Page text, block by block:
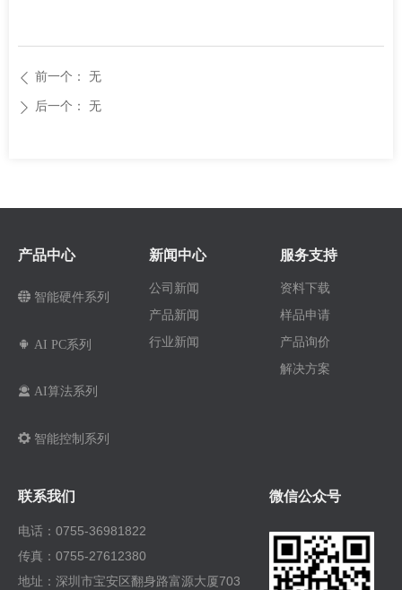
ꄴ 前一个： 无
ꄲ 后一个： 无
微信公众号
联系我们
电话：0755-36981822
传真：0755-27612380
地址：深圳市宝安区翻身路富源大厦703
产品中心
뀁 智能硬件系列
끒 AI PC系列
끤 AI算法系列
끶 智能控制系列
新闻中心
公司新闻
产品新闻
行业新闻
服务支持
资料下载
样品申请
产品询价
解决方案